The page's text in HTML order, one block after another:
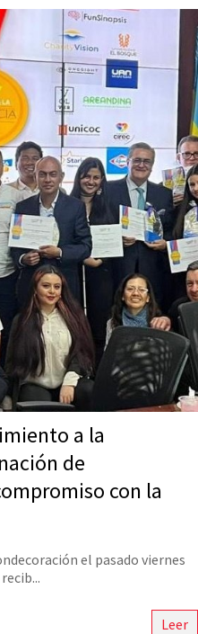
a la
de
con la
el pasado viernes
Leer